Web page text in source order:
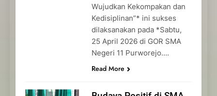
Wujudkan Kekompakan dan
Kedisiplinan”* ini sukses
dilaksanakan pada *Sabtu,
25 April 2026 di GOR SMA
Negeri 11 Purworejo….
Read More